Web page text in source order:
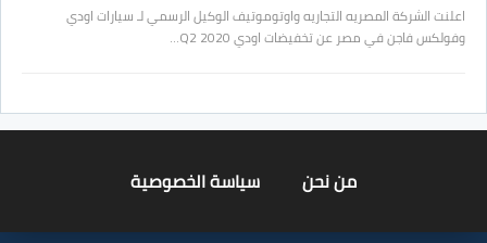
اعلنت الشركة المصريه التجاريه واوتوموتيف الوكيل الرسمي لـ سيارات اودي
وفولكس فاجن في مصر عن تخفيضات اودي Q2 2020…
من نحن سياسة الخصوصية